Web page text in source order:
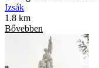
Izsák
1.8 km
Bővebben